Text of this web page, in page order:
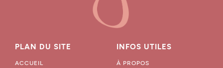
PLAN DU SITE
ACCUEIL
INFOS UTILES
À PROPOS